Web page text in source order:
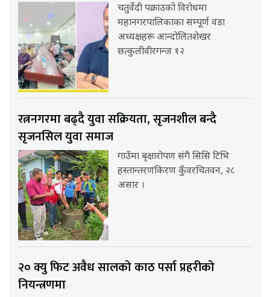
चतुर्वेदी पक्राउको विरोधमा
महानगरपालिकाका सम्पूर्ण वडा
अध्यक्षहरू आन्दोलितशेखर
छत्कुलीवीरगन्ज १२
रत्ननगरमा बढ्दै युवा सक्रियता, सृजनशील बन्दै
सृजनसिल युवा समाज
गाउँमा बृक्षारोपण संगै सिसि टिभि
हस्तान्तरणकिरण कुँवरचितवन, २८
असार ।
२० क्यु फिट अवैध सालको काठ पर्सा प्रहरीको
नियन्त्रणमा